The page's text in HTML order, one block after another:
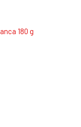
180 g